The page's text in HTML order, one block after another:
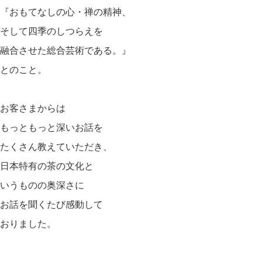
『おもてなしの心・禅の精神、
そして四季のしつらえを
融合させた総合芸術である。』
とのこと。
お客さまからは
もっともっと深いお話を
たくさん教えていただき、
日本特有の茶の文化と
いうものの奥深さに
お話を聞くたび感動して
おりました。